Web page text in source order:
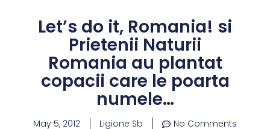
Let’s do it, Romania! si
Prietenii Naturii
Romania au plantat
copacii care le poarta
numele…
May 5, 2012 Ligione Sb No Comments